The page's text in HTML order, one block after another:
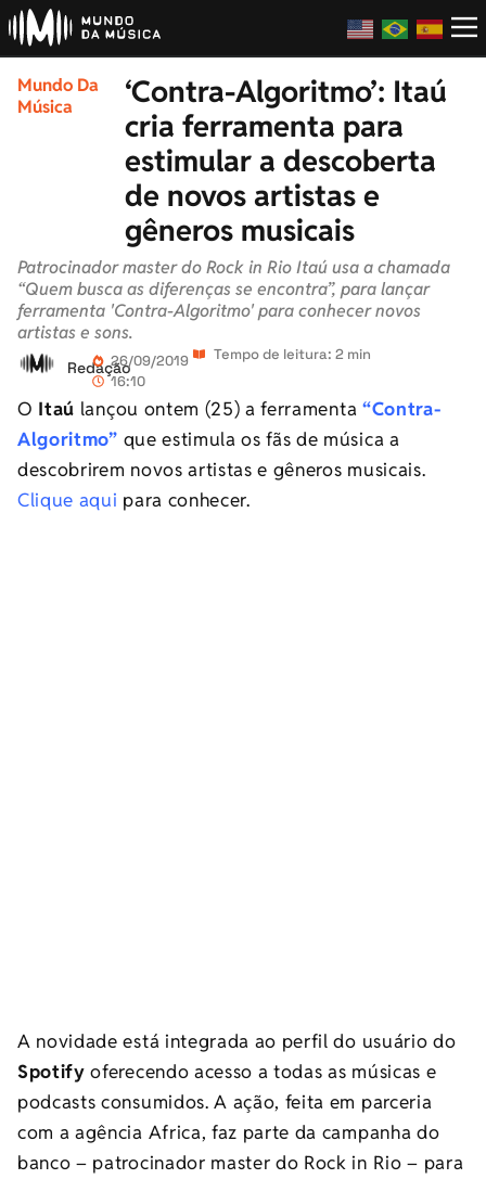
Mundo Da
Música
‘Contra-Algoritmo’: Itaú
cria ferramenta para
estimular a descoberta
de novos artistas e
gêneros musicais
Patrocinador master do Rock in Rio Itaú usa a chamada
“Quem busca as diferenças se encontra”, para lançar
ferramenta 'Contra-Algoritmo' para conhecer novos
artistas e sons.
Redação26/09/2019
16:10
Tempo de leitura: 2 min
O Itaú lançou ontem (25) a ferramenta “Contra-
Algoritmo” que estimula os fãs de música a
descobrirem novos artistas e gêneros musicais.
Clique aqui para conhecer.
A novidade está integrada ao perfil do usuário do
Spotify oferecendo acesso a todas as músicas e
podcasts consumidos. A ação, feita em parceria
com a agência Africa, faz parte da campanha do
banco – patrocinador master do Rock in Rio – para